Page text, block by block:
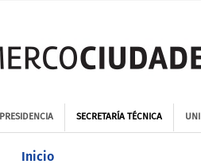
PRESIDENCIA SECRETARÍA TÉCNICA
Inicio